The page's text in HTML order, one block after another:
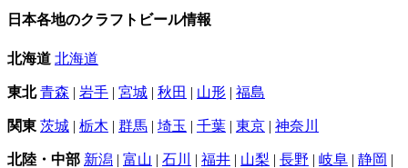
日本各地のクラフトビール情報
北海道 北海道
東北 青森 | 岩手 | 宮城 | 秋田 | 山形 | 福島
関東 茨城 | 栃木 | 群馬 | 埼玉 | 千葉 | 東京 | 神奈川
北陸・中部 新潟 | 富山 | 石川 | 福井 | 山梨 | 長野 | 岐阜 | 静岡 |